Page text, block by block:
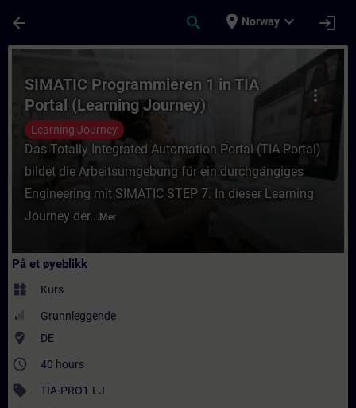
arrow_back search place Norway expand_more login
Kurs - SIMATIC Programmieren 1 in
more_vert
SIMATIC Programmieren 1 in TIA
Portal (Learning Journey)
Learning Journey
Das Totally Integrated Automation Portal (TIA Portal)
bildet die Arbeitsumgebung für ein durchgängiges
Engineering mit SIMATIC STEP 7. In dieser Learning
Journey der... Mer
På et øyeblikk
widgets Kurs
Grunnleggende
where_to_vote DE
access_time 40 hours
sell TIA-PRO1-LJ